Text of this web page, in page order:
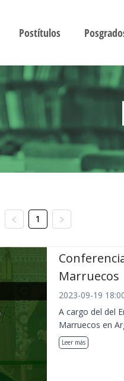
Postítulos
1
Marruecos
2023-09-19
A cargo del del
Marruecos en
Leer más